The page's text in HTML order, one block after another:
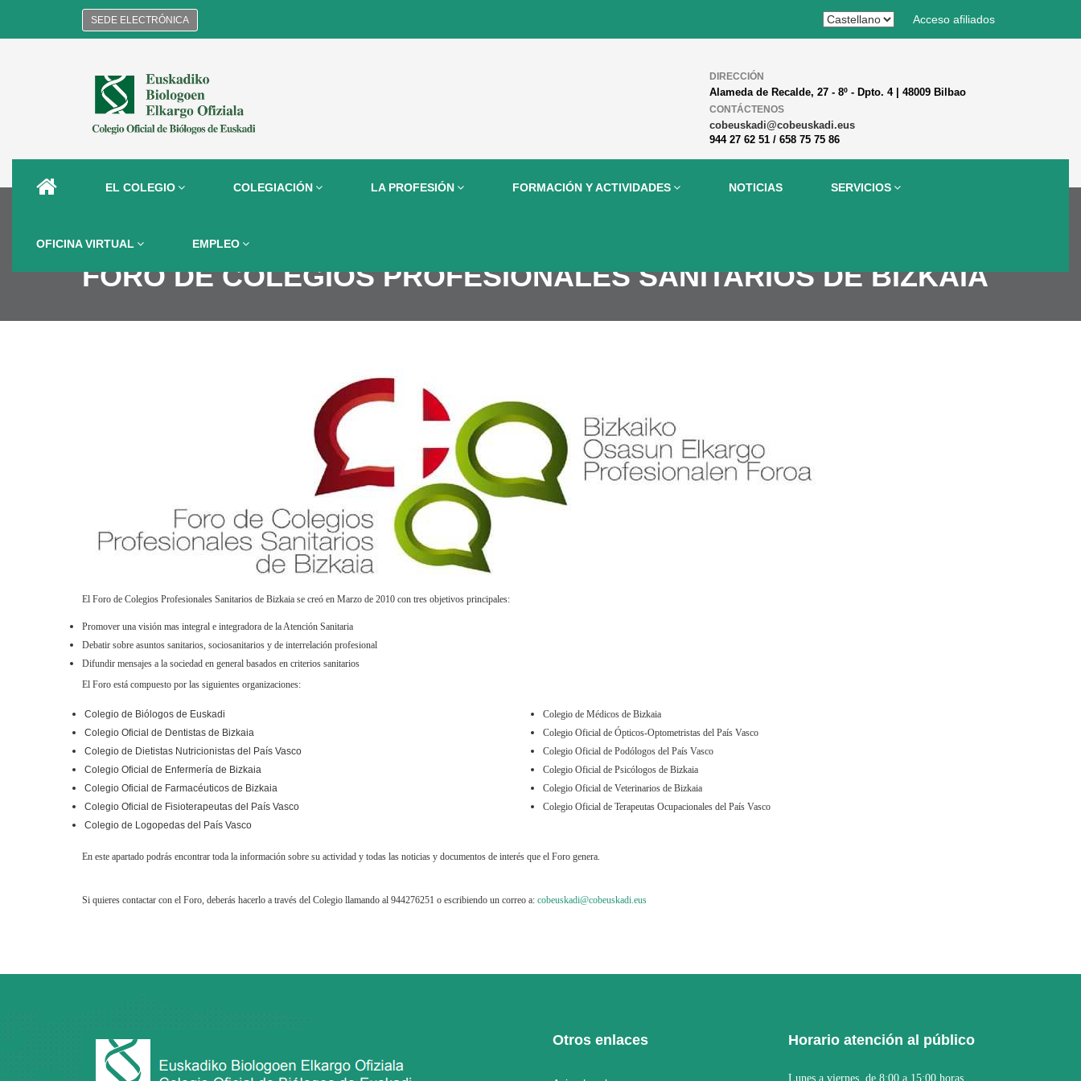
SEDE ELECTRÓNICA Acceso afiliados
DIRECCIÓN
Alameda de Recalde, 27 - 8º - Dpto. 4 | 48009 Bilbao
CONTÁCTENOS
cobeuskadi@cobeuskadi.eus
944 27 62 51 / 658 75 75 86
EL COLEGIO COLEGIACIÓN LA PROFESIÓN FORMACIÓN Y ACTIVIDADES NOTICIAS SERVICIOS
OFICINA VIRTUAL EMPLEO
FORO DE COLEGIOS PROFESIONALES SANITARIOS DE BIZKAIA
El Foro de Colegios Profesionales Sanitarios de Bizkaia se creó en Marzo de 2010 con tres objetivos principales:
Promover una visión mas integral e integradora de la Atención Sanitaria
Debatir sobre asuntos sanitarios, sociosanitarios y de interrelación profesional
Difundir mensajes a la sociedad en general basados en criterios sanitarios
El Foro está compuesto por las siguientes organizaciones:
Colegio de Biólogos de Euskadi
Colegio Oficial de Dentistas de Bizkaia
Colegio de Dietistas Nutricionistas del País Vasco
Colegio Oficial de Enfermería de Bizkaia
Colegio Oficial de Farmacéuticos de Bizkaia
Colegio Oficial de Fisioterapeutas del País Vasco
Colegio de Logopedas del País Vasco
Colegio de Médicos de Bizkaia
Colegio Oficial de Ópticos-Optometristas del País Vasco
Colegio Oficial de Podólogos del País Vasco
Colegio Oficial de Psicólogos de Bizkaia
Colegio Oficial de Veterinarios de Bizkaia
Colegio Oficial de Terapeutas Ocupacionales del País Vasco
En este apartado podrás encontrar toda la información sobre su actividad y todas las noticias y documentos de interés que el Foro genera.
Si quieres contactar con el Foro, deberás hacerlo a través del Colegio llamando al 944276251 o escribiendo un correo a: cobeuskadi@cobeuskadi.eus
Otros enlaces Horario atención al público
Lunes a viernes, de 8:00 a 15:00 horas